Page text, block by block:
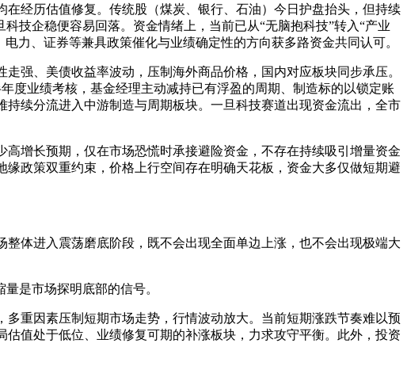
经历估值修复。传统股（煤炭、银行、石油）今日护盘抬头，但持续
技企稳便容易回落。资金情绪上，当前已从“无脑抱科技”转入“产业
力、证券等兼具政策催化与业绩确定性的方向获多路资金共同认可。
强、美债收益率波动，压制海外商品价格，国内对应板块同步承压。
度业绩考核，基金经理主动减持已有浮盈的周期、制造标的以锁定账
续分流进入中游制造与周期板块。一旦科技赛道出现资金流出，全市
增长预期，仅在市场恐慌时承接避险资金，不存在持续吸引增量资金
政策双重约束，价格上行空间存在明确天花板，资金大多仅做短期避
体进入震荡磨底阶段，既不会出现全面单边上涨，也不会出现极端大
是市场探明底部的信号。
重因素压制短期市场走势，行情波动放大。当前短期涨跌节奏难以预
值处于低位、业绩修复可期的补涨板块，力求攻守平衡。此外，投资